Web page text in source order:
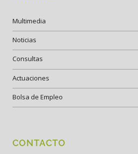
Multimedia
Noticias
Consultas
Actuaciones
Bolsa de Empleo
CONTACTO